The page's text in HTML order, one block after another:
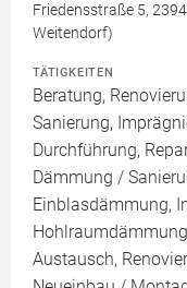
Friedensstraße 5,
Weitendorf)
TÄTIGKEITEN
Beratung,
Sanierung,
Durchführung,
Dämmung /
Einblasdämmung,
Austausch,